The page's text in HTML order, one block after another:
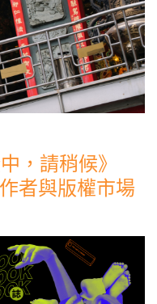
，請稍候》
者與版權市場